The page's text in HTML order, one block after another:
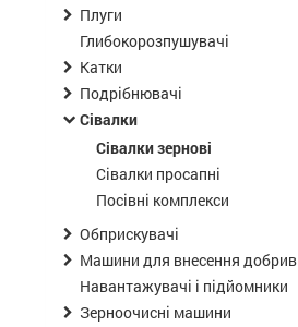
Плуги
Глибокорозпушувачі
Катки
Подрібнювачі
Сівалки
Сівалки зернові
Сівалки просапні
Посівні комплекси
Обприскувачі
Машини для внесення добрив
Навантажувачі і підйомники
Зерноочисні машини